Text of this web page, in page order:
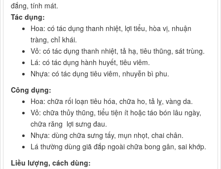
đắng, tính mát.
Tác dụng:
Hoa: có tác dụng thanh nhiệt, lợi tiểu, hòa vị, nhuận
tràng, chỉ khái.
Vỏ: có tác dụng thanh nhiệt, tả hạ, tiêu thũng, sát trùng.
Lá: có tác dụng hành huyết, tiêu viêm.
Nhựa: có tác dụng tiêu viêm, nhuyễn bì phu.
Công dụng:
Hoa: chữa rối loạn tiêu hóa, chữa ho, tả lỵ, vàng da.
Vỏ: chữa thủy thũng, tiểu tiện ít hoặc táo bón lâu ngày,
chữa răng lợi sưng đau.
Nhựa: dùng chữa sưng tấy, mụn nhọt, chai chân.
Lá thường dùng giã đắp ngoài chữa bong gân, sai khớp.
Liều lượng, cách dùng: